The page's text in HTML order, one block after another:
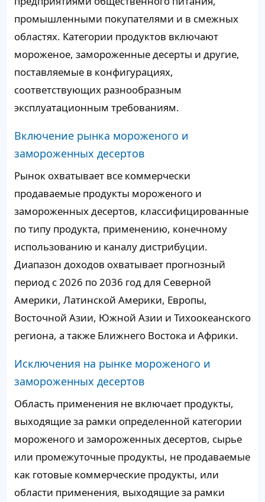
промышленными покупателями и в смежных
областях. Категории продуктов включают
мороженое, замороженные десерты и другие,
поставляемые в конфигурациях,
соответствующих разнообразным
эксплуатационным требованиям.
Включение рынка мороженого и
замороженных десертов
Рынок охватывает все коммерчески
продаваемые продукты мороженого и
замороженных десертов, классифицированные
по типу продукта, применению, конечному
использованию и каналу дистрибуции.
Диапазон доходов охватывает прогнозный
период с 2026 по 2036 год для Северной
Америки, Латинской Америки, Европы,
Восточной Азии, Южной Азии и Тихоокеанского
региона, а также Ближнего Востока и Африки.
Исключения на рынке мороженого и
замороженных десертов
Область применения не включает продукты,
выходящие за рамки определенной категории
мороженого и замороженных десертов, сырье
или промежуточные продукты, не продаваемые
как готовые коммерческие продукты, или
области применения, выходящие за рамки